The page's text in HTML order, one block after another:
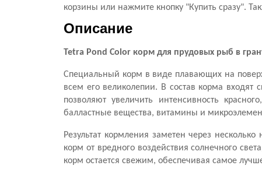
корзины или нажмите кнопку "Купить сразу".
Описание
Tetra Pond Color корм для прудовых рыб в
Специальный корм в виде плавающих на
всем его великолепии. В состав корма входят
позволяют увеличить интенсивность
балластные вещества, витамины и
Результат кормления заметен через
корм от вредного воздействия солнечного
корм остается свежим, обеспечивая самое